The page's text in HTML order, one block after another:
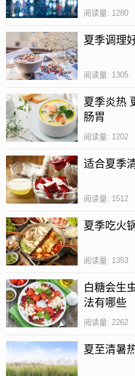
4、安康养生网在此友情提
物中毒等疾病。
如何注意个人卫生？
手，虽然有时候手看起来
麻麻肉眼所看不见的病菌
细细洗干净。
2、要勤洗澡、勤换衣;夏
汗，只要一天不洗澡身上就
阅读量: 1280
夏季调理
阅读量: 1305
夏季炎热
肠胃
阅读量: 1202
适合夏季
阅读量: 1512
夏季吃火
阅读量: 1353
白糖会生
法有哪些
阅读量: 2262
夏至清暑